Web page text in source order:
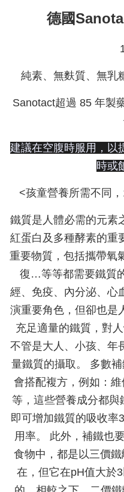
德國
純素、無麩質、無乳
Sanotact超過 85 年製
建議在空腹時服用，以
時或
<孩童營養所需不同
鐵質是人體必需的元素
紅蛋白及多種酵素的重
重要物質，包括攜帶氧
復…等等都需要鐵質
經、免疫、內分泌、心
演重要角色，但卻也是
充足適量的鐵質，對
不管是大人、小孩、年
量鐵質的攝取。 多數
會搭配複方，例如：
等，這些營養成分都
即可增加鐵質的吸收率
用率。 此外，補鐵也
食物中，都是以三價
在，但它在pH值大於